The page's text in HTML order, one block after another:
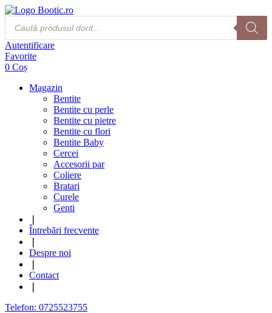
Products
search
Autentificare
Favorite
0 Coș
Magazin
Bentite
Bentite cu perle
Bentite cu pietre
Bentite cu flori
Bentite Baby
Cercei
Accesorii par
Coliere
Bratari
Curele
Genti
Întrebări frecvente
Despre noi
Contact
Telefon: 0725523755